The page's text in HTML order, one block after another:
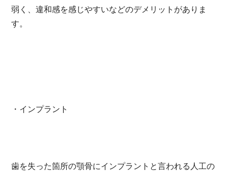
弱く、違和感を感じやすいなどのデメリットがありま
す。
・インプラント
歯を失った箇所の顎骨にインプラントと言われる人工の